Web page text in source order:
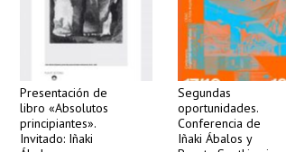
Presentación de
libro «Absolutos
principiantes».
Invitado: Iñaki
Segundas
oportunidades.
Conferencia de
Iñaki Ábalos y